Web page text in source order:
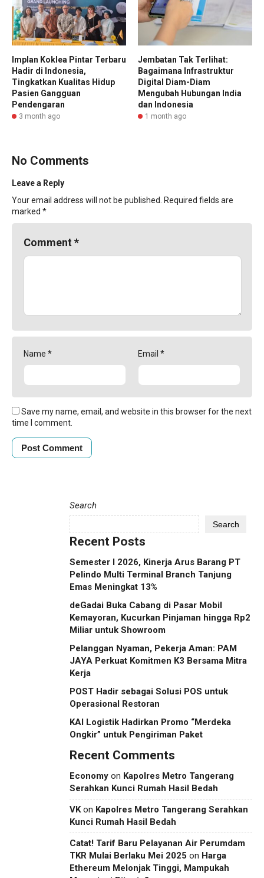
Implan Koklea Pintar Terbaru
Hadir di Indonesia,
Tingkatkan Kualitas Hidup
Pasien Gangguan
Pendengaran
3 month ago
Jembatan Tak Terlihat:
Bagaimana Infrastruktur
Digital Diam-Diam
Mengubah Hubungan India
dan Indonesia
1 month ago
No Comments
Leave a Reply
Your email address will not be published. Required fields are
marked *
Comment *
Name * Email *
Save my name, email, and website in this browser for the next
time I comment.
Search
Search
Recent Posts
Semester I 2026, Kinerja Arus Barang PT
Pelindo Multi Terminal Branch Tanjung
Emas Meningkat 13%
deGadai Buka Cabang di Pasar Mobil
Kemayoran, Kucurkan Pinjaman hingga Rp2
Miliar untuk Showroom
Pelanggan Nyaman, Pekerja Aman: PAM
JAYA Perkuat Komitmen K3 Bersama Mitra
Kerja
POST Hadir sebagai Solusi POS untuk
Operasional Restoran
KAI Logistik Hadirkan Promo “Merdeka
Ongkir” untuk Pengiriman Paket
Recent Comments
Economy on Kapolres Metro Tangerang
Serahkan Kunci Rumah Hasil Bedah
VKon Kapolres Metro Tangerang Serahkan
Kunci Rumah Hasil Bedah
Catat! Tarif Baru Pelayanan Air Perumdam
TKR Mulai Berlaku Mei 2025 on Harga
Ethereum Melonjak Tinggi, Mampukah